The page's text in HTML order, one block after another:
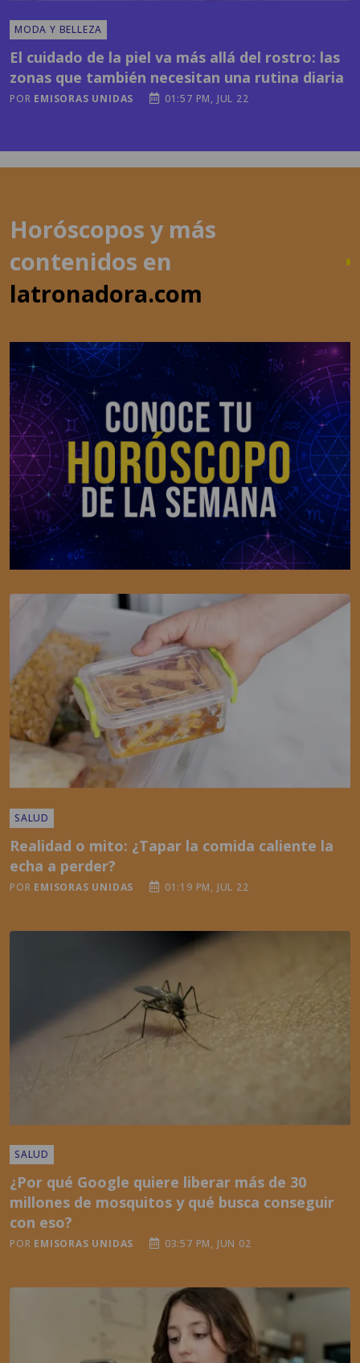
zonas que también necesitan una rutina diaria
POR EMISORAS UNIDAS 01:57 PM, JUL 22
contenidos en
latronadora.com
echa a perder?
POR EMISORAS UNIDAS 01:19 PM, JUL 22
millones de mosquitos y qué busca conseguir
con eso?
POREMISORAS UNIDAS 03:57 PM, JUN 02